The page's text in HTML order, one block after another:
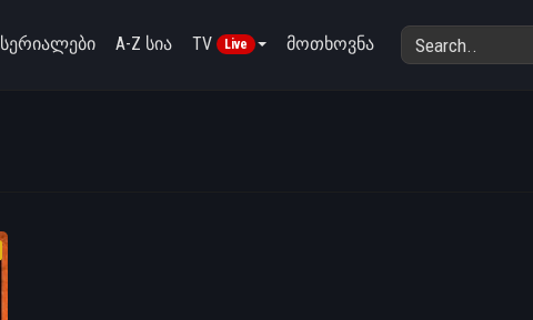
სერიალები A-Z სია TV Live მოთხოვნა